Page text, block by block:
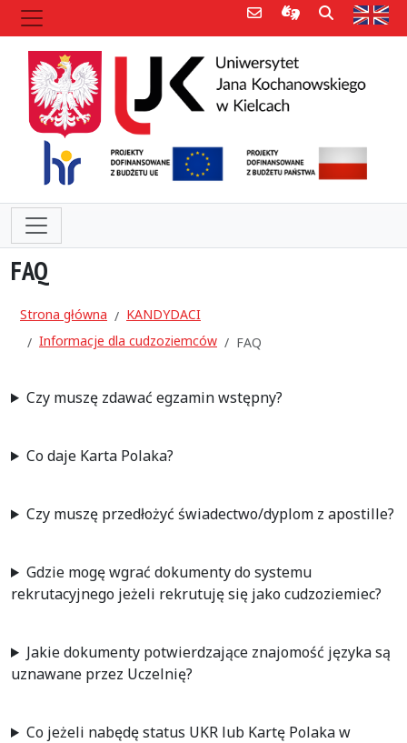
Poczta e-mailInformacje dla
Szukaj
FAQ
Strona główna
KANDYDACI
Informacje dla cudzoziemców
FAQ
Czy muszę zdawać egzamin wstępny?
Co daje Karta Polaka?
Czy muszę przedłożyć świadectwo/dyplom z apostille?
Gdzie mogę wgrać dokumenty do systemu
rekrutacyjnego jeżeli rekrutuję się jako cudzoziemiec?
Jakie dokumenty potwierdzające znajomość języka są
uznawane przez Uczelnię?
Co jeżeli nabędę status UKR lub Kartę Polaka w